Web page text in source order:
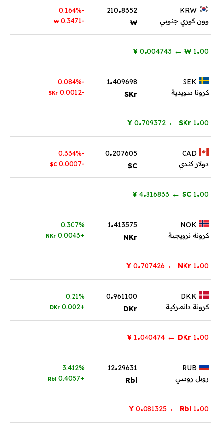
وون كوري جنوبي
210.8352
₩
-0.164%
-0.3471
₩
1.00
₩
←
.004743
¥
كرونا سويدية
1.409698
SKr
-0.084%
-0.0012
SKr
1.00
SKr
←
.709372
¥
دولار كندي
0.207605
C$
-0.334%
-0.0007
C$
1.00
C$
←
.816833
¥
كرونة نرويجية
1.413575
NKr
0.307%
+0.0043
NKr
1.00
NKr
←
.707426
¥
كرونة دانمركية
0.961100
DKr
0.21%
+0.002
DKr
1.00
DKr
←
.040474
¥
روبل روسي
12.29631
Rbl
3.412%
+0.4057
Rbl
1.00
Rbl
←
.081325
¥